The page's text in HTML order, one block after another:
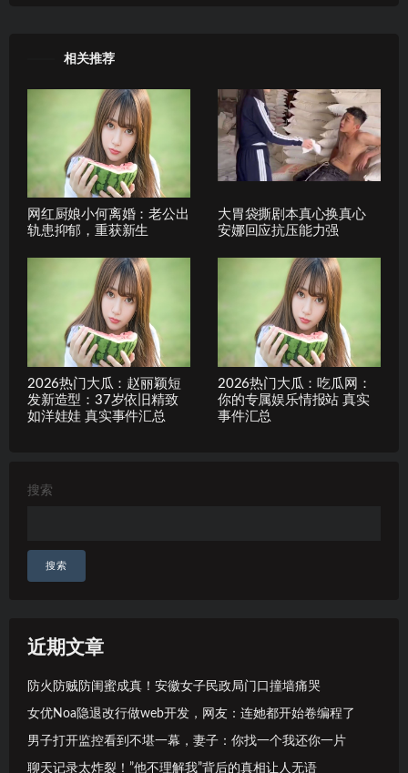
相关推荐
网红厨娘小何离婚：老公出
轨患抑郁，重获新生
大胃袋撕剧本真心换真心
安娜回应抗压能力强
2026热门大瓜：赵丽颖短
发新造型：37岁依旧精致
如洋娃娃 真实事件汇总
2026热门大瓜：吃瓜网：
你的专属娱乐情报站 真实
事件汇总
搜索
搜索
近期文章
防火防贼防闺蜜成真！安徽女子民政局门口撞墙痛哭
女优Noa隐退改行做web开发，网友：连她都开始卷编程了
男子打开监控看到不堪一幕，妻子：你找一个我还你一片
聊天记录太炸裂！”他不理解我”背后的真相让人无语